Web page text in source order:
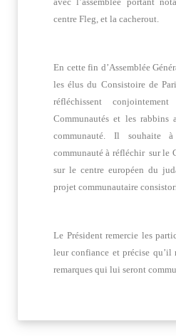
centre Fleg, et la cacherout.
En cette fin d’Assemblée
les élus du Consistoire de
réfléchissent
Communautés et les
communauté. Il
communauté à réfléchir sur le
sur le centre européen du
projet communautaire
Le Président remercie les
leur confiance et précise qu’il
remarques qui lui seront